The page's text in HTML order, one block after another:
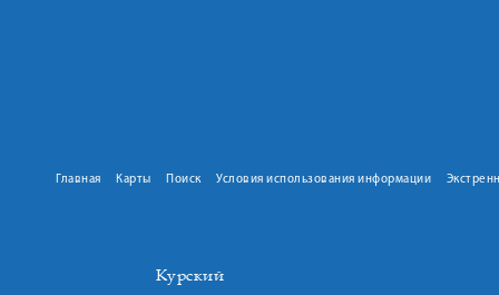
Главная Карты Поиск Условия использования информации
Курский